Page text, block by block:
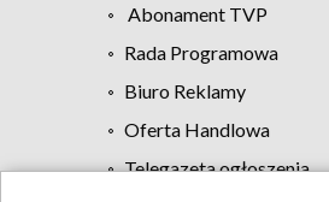
Abonament TVP
Rada Programowa
Biuro Reklamy
Oferta Handlowa
Telegazeta ogłoszenia